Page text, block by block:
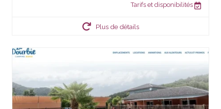
Tarifs et disponibilités
Plus de détails